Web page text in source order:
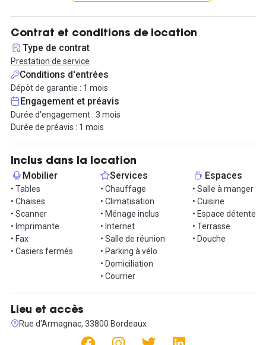
Vous pourrez également travailler dans des espaces aménagés
partagés tels que des salles de réunions, des salons de travail
collaboratifs pour vos projets, terrasses privées et patios pour
des rencontres plus informelles.
A proximité de la Gare de Bordeaux, et des différents réseaux de
transports, profitez d'une mobilité facilitée dans la Belle
endormie.
Nos locaux sont ouverts 24h/24, et vous est proposé avec son lot
de services, que vous retrouverez plus bas, tels que la connexion
Wi-Fi haut débit, un soutien administratif et de nombreux autres
détaillés plus bas.
Au cœur de la ville, retrouvez de nombreux espaces verts, et
restaurants à proximité qui vous permettront des pauses
gastronomique ou nature à quelques pas du bureau. N'attendez
plus pour organiser une visite.
Contrat et conditions de location
Type de contrat
Prestation de service
Conditions d'entrées
Dépôt de garantie : 1 mois
Engagement et préavis
Durée d'engagement : 3 mois
Durée de préavis : 1 mois
Inclus dans la location
Mobilier
• Tables
• Chaises
• Scanner
• Imprimante
• Fax
• Casiers fermés
Services
• Chauffage
• Climatisation
• Ménage inclus
• Internet
• Salle de réunion
• Parking à vélo
• Domiciliation
• Courrier
Espaces
• Salle à manger
• Cuisine
• Espace détente
• Terrasse
• Douche
Lieu et accès
Rue d'Armagnac, 33800 Bordeaux